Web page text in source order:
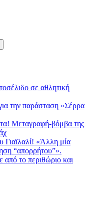
σε αθλητική
την παράσταση «Σέρρα
Μεταγραφή-βόμβα της
Γιαϊλαλί! «Άλλη μία
“απορρήτου”».
από το περιθώριο και